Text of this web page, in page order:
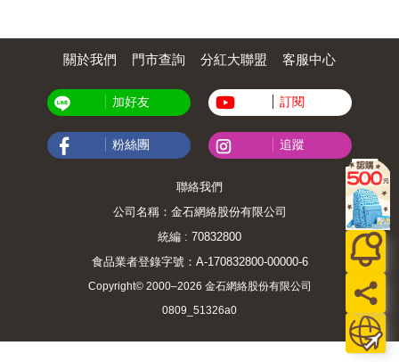
關於我們 門市查詢 分紅大聯盟 客服中心
加好友 訂閱
粉絲團 追蹤
聯絡我們
公司名稱：金石網絡股份有限公司
統編 : 70832800
食品業者登錄字號：A-170832800-00000-6
Copyright© 2000–2026 金石網絡股份有限公司
0809_51326a0